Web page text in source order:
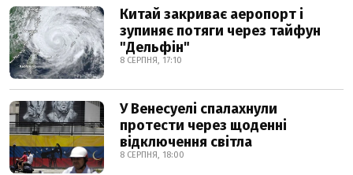
Китай закриває аеропорт і
зупиняє потяги через тайфун
"Дельфін"
8 СЕРПНЯ, 17:10
У Венесуелі спалахнули
протести через щоденні
відключення світла
8 СЕРПНЯ, 18:00